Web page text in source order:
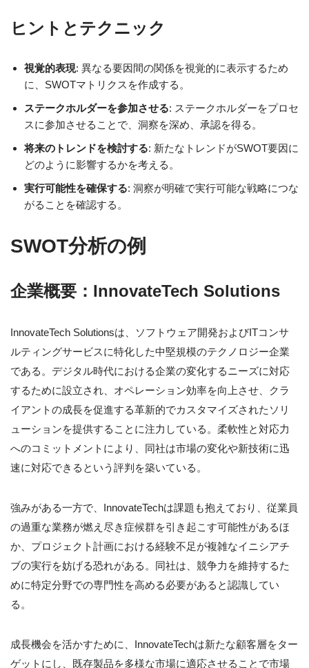
ヒントとテクニック
視覚的表現: 異なる要因間の関係を視覚的に表示するため
に、SWOTマトリクスを作成する。
ステークホルダーを参加させる: ステークホルダーをプロセ
スに参加させることで、洞察を深め、承認を得る。
将来のトレンドを検討する: 新たなトレンドがSWOT要因に
どのように影響するかを考える。
実行可能性を確保する: 洞察が明確で実行可能な戦略につな
がることを確認する。
SWOT分析の例
企業概要：InnovateTech Solutions
InnovateTech Solutionsは、ソフトウェア開発およびITコンサ
ルティングサービスに特化した中堅規模のテクノロジー企業
である。デジタル時代における企業の変化するニーズに対応
するために設立され、オペレーション効率を向上させ、クラ
イアントの成長を促進する革新的でカスタマイズされたソリ
ューションを提供することに注力している。柔軟性と対応力
へのコミットメントにより、同社は市場の変化や新技術に迅
速に対応できるという評判を築いている。
強みがある一方で、InnovateTechは課題も抱えており、従業員
の過重な業務が燃え尽き症候群を引き起こす可能性があるほ
か、プロジェクト計画における経験不足が複雑なイニシアチ
ブの実行を妨げる恐れがある。同社は、競争力を維持するた
めに特定分野での専門性を高める必要があると認識してい
る。
成長機会を活かすために、InnovateTechは新たな顧客層をター
ゲットにし、既存製品を多様な市場に適応させることで市場